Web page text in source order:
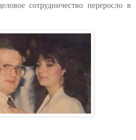
сотрудничество переросло в